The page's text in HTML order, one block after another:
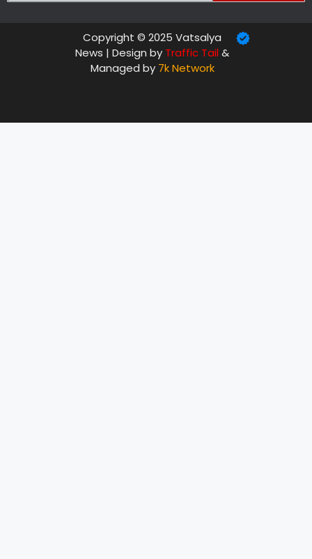
Copyright © 2025 Vatsalya
News | Design by Traffic Tail&
Managed by 7k Network